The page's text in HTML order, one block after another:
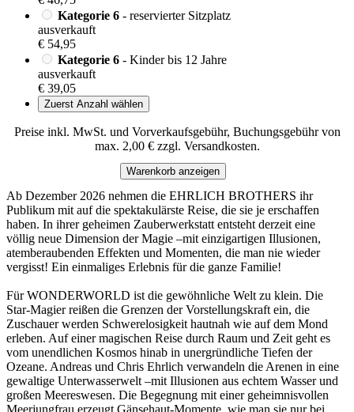
Kategorie 6 - reservierter Sitzplatz
ausverkauft
€ 54,95
Kategorie 6 - Kinder bis 12 Jahre
ausverkauft
€ 39,05
Zuerst Anzahl wählen
Preise inkl. MwSt. und Vorverkaufsgebühr, Buchungsgebühr von
max. 2,00 € zzgl. Versandkosten.
Warenkorb anzeigen
Ab Dezember 2026 nehmen die EHRLICH BROTHERS ihr
Publikum mit auf die spektakulärste Reise, die sie je erschaffen
haben. In ihrer geheimen Zauberwerkstatt entsteht derzeit eine
völlig neue Dimension der Magie –mit einzigartigen Illusionen,
atemberaubenden Effekten und Momenten, die man nie wieder
vergisst! Ein einmaliges Erlebnis für die ganze Familie!
Für WONDERWORLD ist die gewöhnliche Welt zu klein. Die
Star-Magier reißen die Grenzen der Vorstellungskraft ein, die
Zuschauer werden Schwerelosigkeit hautnah wie auf dem Mond
erleben. Auf einer magischen Reise durch Raum und Zeit geht es
vom unendlichen Kosmos hinab in unergründliche Tiefen der
Ozeane. Andreas und Chris Ehrlich verwandeln die Arenen in eine
gewaltige Unterwasserwelt –mit Illusionen aus echtem Wasser und
großen Meereswesen. Die Begegnung mit einer geheimnisvollen